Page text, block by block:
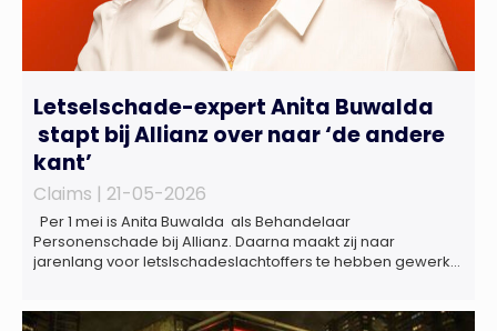
Letselschade-expert Anita Buwalda
stapt bij Allianz over naar ‘de andere
kant’
Claims | 21-05-2026
Per 1 mei is Anita Buwalda als Behandelaar
Personenschade bij Allianz. Daarna maakt zij naar
jarenlang voor letslschadeslachtoffers te hebben gewerkt
naam van Buwalda Letselschade, waarin zij onder meer